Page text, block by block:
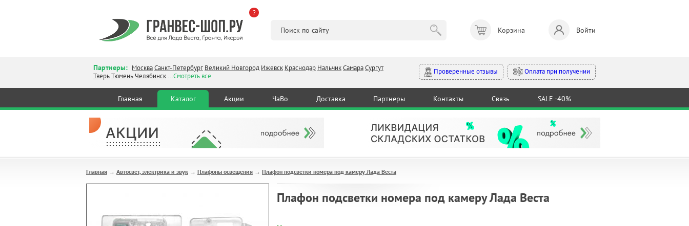
?
Корзина Войти
Партнеры: МоскваСанкт-Петербург Великий Новгород Ижевск Краснодар НальчикСамараСургут
ТверьТюмень Челябинск...Смотреть все
Проверенные отзывы Оплата при получении
Главная Каталог Акции ЧаВо Доставка Партнеры Контакты Связь SALE -40%
Главная → Автосвет, электрика и звук → Плафоны освещения → Плафон подсветки номера под камеру Лада Веста
Плафон подсветки номера под камеру Лада Веста